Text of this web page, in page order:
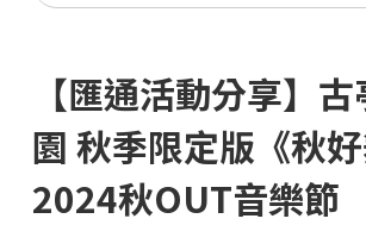
【匯通活動分享】
園 秋季限定版《秋好
2024秋OUT音樂節